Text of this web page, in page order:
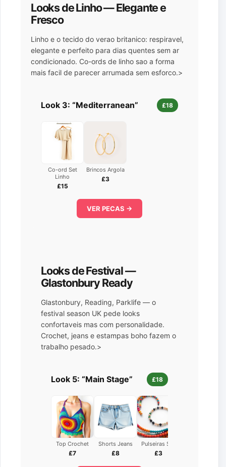
Looks de Linho — Elegante e
Fresco
Linho e o tecido do verao britanico: respiravel,
elegante e perfeito para dias quentes sem ar
condicionado. Co-ords de linho sao a forma
mais facil de parecer arrumada sem esforco.>
Look 3: “Mediterranean” £18
Co-ord Set
Linho
£15
Brincos Argola
£3
VER PECAS →
Looks de Festival —
Glastonbury Ready
Glastonbury, Reading, Parklife — o
festival season UK pede looks
confortaveis mas com personalidade.
Crochet, jeans e estampas boho fazem o
trabalho pesado.>
Look 5: “Main Stage” £18
Top Crochet
£7
Shorts Jeans
£8
Pulseiras Set
£3